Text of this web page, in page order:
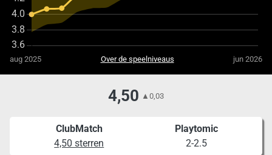
aug 2025 Over de speelniveaus jun 2026
4,50 ▲ 0,03
ClubMatch
4,50 sterren
Playtomic
2-2.5